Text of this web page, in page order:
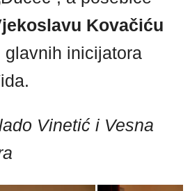
Kovačiću
glavnih inicijatora
Vinetić i Vesna